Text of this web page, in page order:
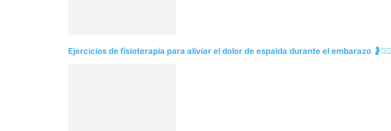
Ejercicios de fisioterapia para aliviar el dolor de espalda durante el embarazo 🤰🧘‍♀️